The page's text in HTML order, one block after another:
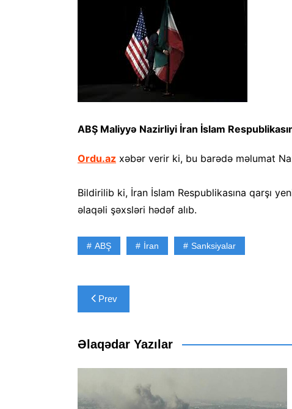
ABŞ Maliyyə Nazirliyi İran İslam
Ordu.az xəbər verir ki, bu barədə məlumat
Bildirilib ki, İran İslam Respublikasına qarşı
əlaqəli şəxsləri hədəf alıb.
ABŞ İran Sanksiyalar
Yazı
naviqasiyası
Prev
Əlaqədar Yazılar